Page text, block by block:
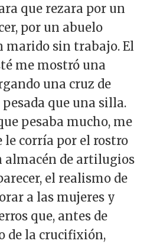
que rezara por un
por un abuelo
marido sin trabajo. El
me mostró una
una cruz de
que una silla.
pesaba mucho, me
le corría por el rostro
almacén de artilugios
el realismo de
a las mujeres y
que, antes de
de la crucifixión,